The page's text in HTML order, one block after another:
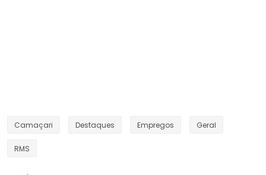
Camaçari Destaques Empregos Geral
RMS